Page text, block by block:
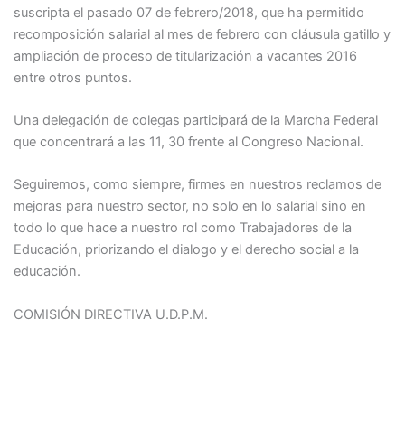
suscripta el pasado 07 de febrero/2018, que ha permitido
recomposición salarial al mes de febrero con cláusula gatillo y
ampliación de proceso de titularización a vacantes 2016
entre otros puntos.
Una delegación de colegas participará de la Marcha Federal
que concentrará a las 11, 30 frente al Congreso Nacional.
Seguiremos, como siempre, firmes en nuestros reclamos de
mejoras para nuestro sector, no solo en lo salarial sino en
todo lo que hace a nuestro rol como Trabajadores de la
Educación, priorizando el dialogo y el derecho social a la
educación.
COMISIÓN DIRECTIVA U.D.P.M.